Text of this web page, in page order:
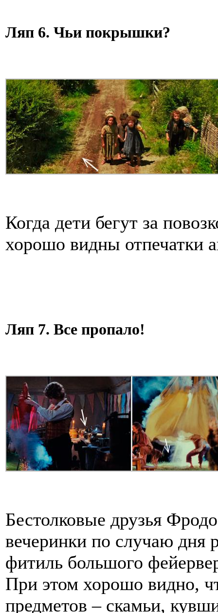
Ляп 6. Чьи покрышки?
Когда дети бегут за
хорошо видны отпечатки
Ляп 7. Все пропало!
Бестолковые друзья
вечеринки по случаю дня
фитиль большого
При этом хорошо видно,
предметов – скамьи,